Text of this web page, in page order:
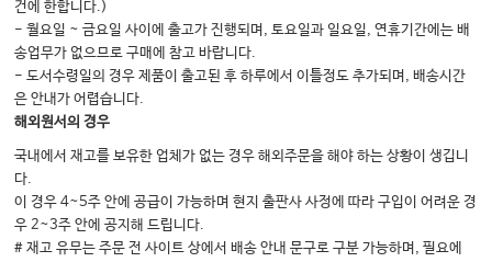
건에 한합니다.)
- 월요일 ~ 금요일 사이에 출고가 진행되며, 토요일과 일요일, 연휴기간에는 배
송업무가 없으므로 구매에 참고 바랍니다.
- 도서수령일의 경우 제품이 출고된 후 하루에서 이틀정도 추가되며, 배송시간
은 안내가 어렵습니다.
해외원서의 경우
국내에서 재고를 보유한 업체가 없는 경우 해외주문을 해야 하는 상황이 생깁니
다.
이 경우 4~5주 안에 공급이 가능하며 현지 출판사 사정에 따라 구입이 어려운 경
우 2~3주 안에 공지해 드립니다.
# 재고 유무는 주문 전 사이트 상에서 배송 안내 문구로 구분 가능하며, 필요에